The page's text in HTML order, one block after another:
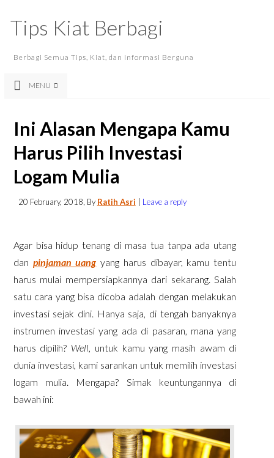
Tips Kiat Berbagi
Berbagi Semua Tips, Kiat, dan Informasi Berguna
MENU
Ini Alasan Mengapa Kamu
Harus Pilih Investasi
Logam Mulia
20 February, 2018 , By Ratih Asri Leave a reply
Agar bisa hidup tenang di masa tua tanpa ada utang
dan pinjaman uang yang harus dibayar, kamu tentu
harus mulai mempersiapkannya dari sekarang. Salah
satu cara yang bisa dicoba adalah dengan melakukan
investasi sejak dini. Hanya saja, di tengah banyaknya
instrumen investasi yang ada di pasaran, mana yang
harus dipilih? Well, untuk kamu yang masih awam di
dunia investasi, kami sarankan untuk memilih investasi
logam mulia. Mengapa? Simak keuntungannya di
bawah ini: